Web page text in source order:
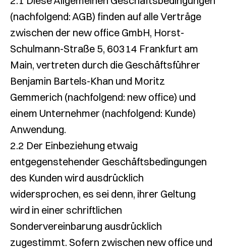
(nachfolgend: AGB) finden auf alle Verträge
zwischen der new office GmbH, Horst-
Schulmann-Straße 5, 60314 Frankfurt am
Main, vertreten durch die Geschäftsführer
Benjamin Bartels-Khan und Moritz
Gemmerich (nachfolgend: new office) und
einem Unternehmer (nachfolgend: Kunde)
Anwendung.
2.2 Der Einbeziehung etwaig
entgegenstehender Geschäftsbedingungen
des Kunden wird ausdrücklich
widersprochen, es sei denn, ihrer Geltung
wird in einer schriftlichen
Sondervereinbarung ausdrücklich
zugestimmt. Sofern zwischen new office und